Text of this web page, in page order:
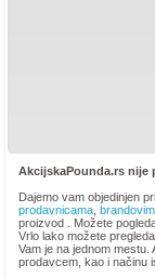
AkcijskaPounda.rs nije
Dajemo vam objedinjen
prodavnicama
proizvod
. Možete
Vrlo lako možete
Vam je na jednom
prodavcem, kao i načinu